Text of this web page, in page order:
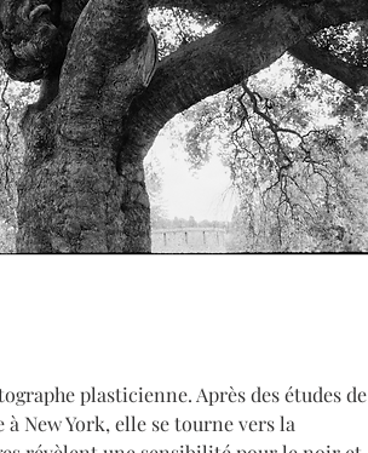
plasticienne. Après des études de
New York, elle se tourne vers la